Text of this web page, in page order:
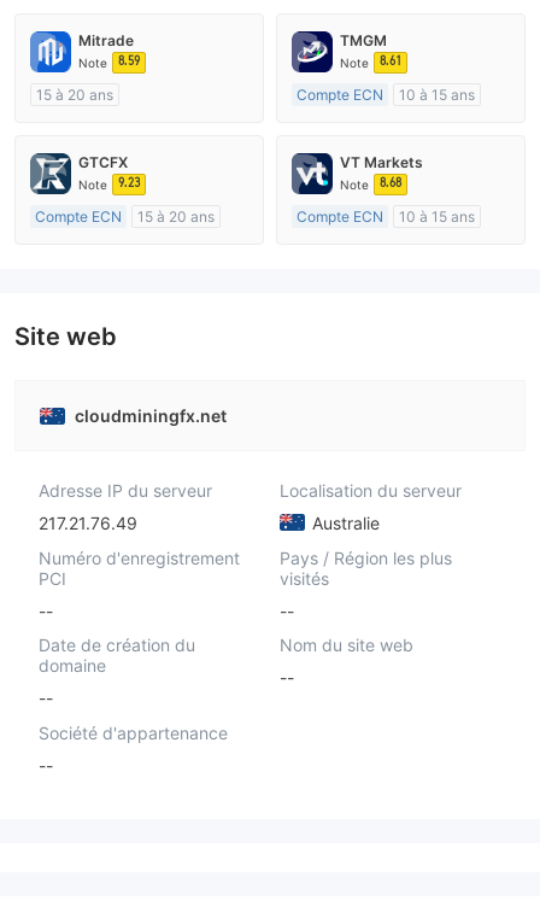
Mitrade
Note 8.59
15 à 20 ans
Market Making (MM)
Auto-recherche
TMGM
Note 8.61
Compte ECN
10 à 15 ans
Market Making (MM)
Etiquette principale MT4
GTCFX
Note 9.23
Compte ECN
15 à 20 ans
VT Markets
Note 8.68
Compte ECN
10 à 15 ans
Site web
cloudminingfx.net
Adresse IP du serveur
217.21.76.49
Localisation du serveur
Australie
Numéro d'enregistrement
PCI
--
Pays / Région les plus
visités
--
Date de création du
domaine
--
Nom du site web
--
Société d'appartenance
--